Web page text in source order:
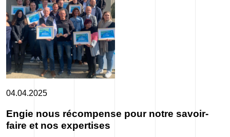
04.04.2025
Engie nous récompense pour notre savoir-
faire et nos expertises